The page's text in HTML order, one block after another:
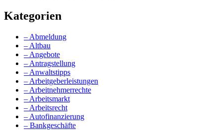
Kategorien
– Abmeldung
– Altbau
– Angebote
– Antragstellung
– Anwaltstipps
– Arbeitgeberleistungen
– Arbeitnehmerrechte
– Arbeitsmarkt
– Arbeitsrecht
– Autofinanzierung
– Bankgeschäfte